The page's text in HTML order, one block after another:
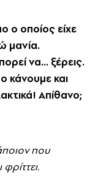
ο οποίος είχε
μανία.
να... ξέρεις.
κάνουμε και
Aπίθανο;
που